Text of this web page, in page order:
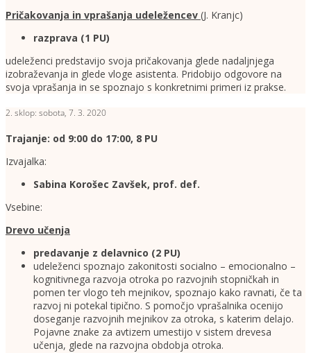
Pričakovanja in vprašanja udeležencev (J. Kranjc)
razprava (1 PU)
udeleženci predstavijo svoja pričakovanja glede nadaljnjega
izobraževanja in glede vloge asistenta. Pridobijo odgovore na
svoja vprašanja in se spoznajo s konkretnimi primeri iz prakse.
2. sklop: sobota, 7. 3. 2020
Trajanje: od 9:00 do 17:00, 8 PU
Izvajalka:
Sabina Korošec Zavšek, prof. def.
Vsebine:
Drevo učenja
predavanje z delavnico (2 PU)
udeleženci spoznajo zakonitosti socialno – emocionalno –
kognitivnega razvoja otroka po razvojnih stopničkah in
pomen ter vlogo teh mejnikov, spoznajo kako ravnati, če ta
razvoj ni potekal tipično. S pomočjo vprašalnika ocenijo
doseganje razvojnih mejnikov za otroka, s katerim delajo.
Pojavne znake za avtizem umestijo v sistem drevesa
učenja, glede na razvojna obdobja otroka.